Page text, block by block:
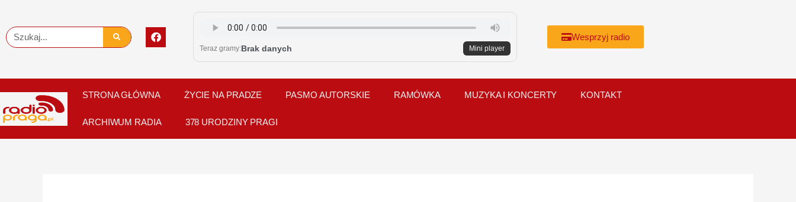
content
Szukaj
F
a
c
o
o
k
Teraz gramy:Brak danych Mini player
Wesprzyj radio
STRONA GŁÓWNA ŻYCIE NA PRADZE PASMO AUTORSKIE RAMÓWKA MUZYKA I KONCERTY KONTAKT
ARCHIWUM RADIA 378 URODZINY PRAGI